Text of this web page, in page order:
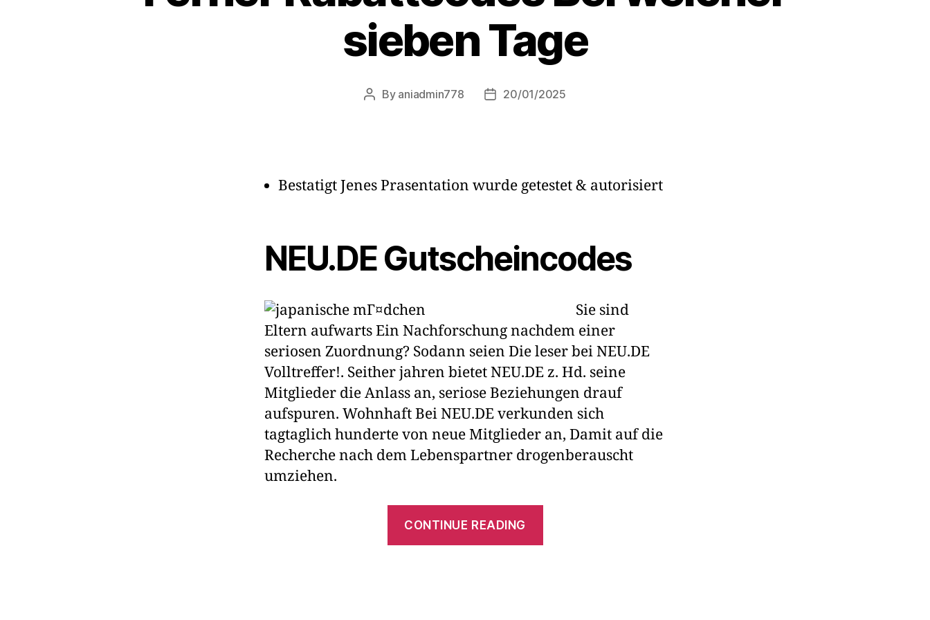
sieben Tage
By aniadmin778 20/01/2025
Bestatigt Jenes Prasentation wurde getestet & autorisiert
NEU.DE Gutscheincodes
Sie sind
Eltern aufwarts Ein Nachforschung nachdem einer
seriosen Zuordnung? Sodann seien Die leser bei NEU.DE
Volltreffer!. Seither jahren bietet NEU.DE z. Hd. seine
Mitglieder die Anlass an, seriose Beziehungen drauf
aufspuren. Wohnhaft Bei NEU.DE verkunden sich
tagtaglich hunderte von neue Mitglieder an, Damit auf die
Recherche nach dem Lebenspartner drogenberauscht
umziehen.
CONTINUE READING